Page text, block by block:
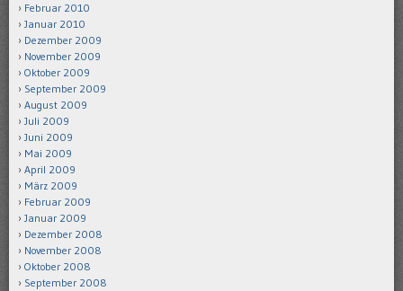
Februar 2010
Januar 2010
Dezember 2009
November 2009
Oktober 2009
September 2009
August 2009
Juli 2009
Juni 2009
Mai 2009
April 2009
März 2009
Februar 2009
Januar 2009
Dezember 2008
November 2008
Oktober 2008
September 2008